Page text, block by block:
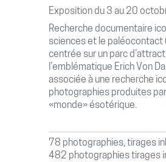
Exposition du 3 au 20
Recherche documentaire
sciences et le
centrée sur un parc
l’emblématique Erich Von
associée à une recherche
photographies produites
«monde» ésotérique.
78 photographies, tirages
482 photographies tirages